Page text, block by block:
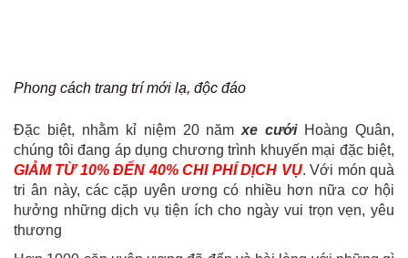
Phong cách trang trí mới lạ, độc đáo
Đặc biệt, nhằm kỉ niệm 20 nămxe cướiHoàng Quân,
chúng tôi đang áp dụng chương trình khuyến mại đặc biệt,
GIẢM TỪ 10% ĐẾN 40% CHI PHÍ DỊCH VỤ. Với món quà
tri ân này, các cặp uyên ương có nhiều hơn nữa cơ hội
hưởng những dịch vụ tiện ích cho ngày vui trọn vẹn, yêu
thương